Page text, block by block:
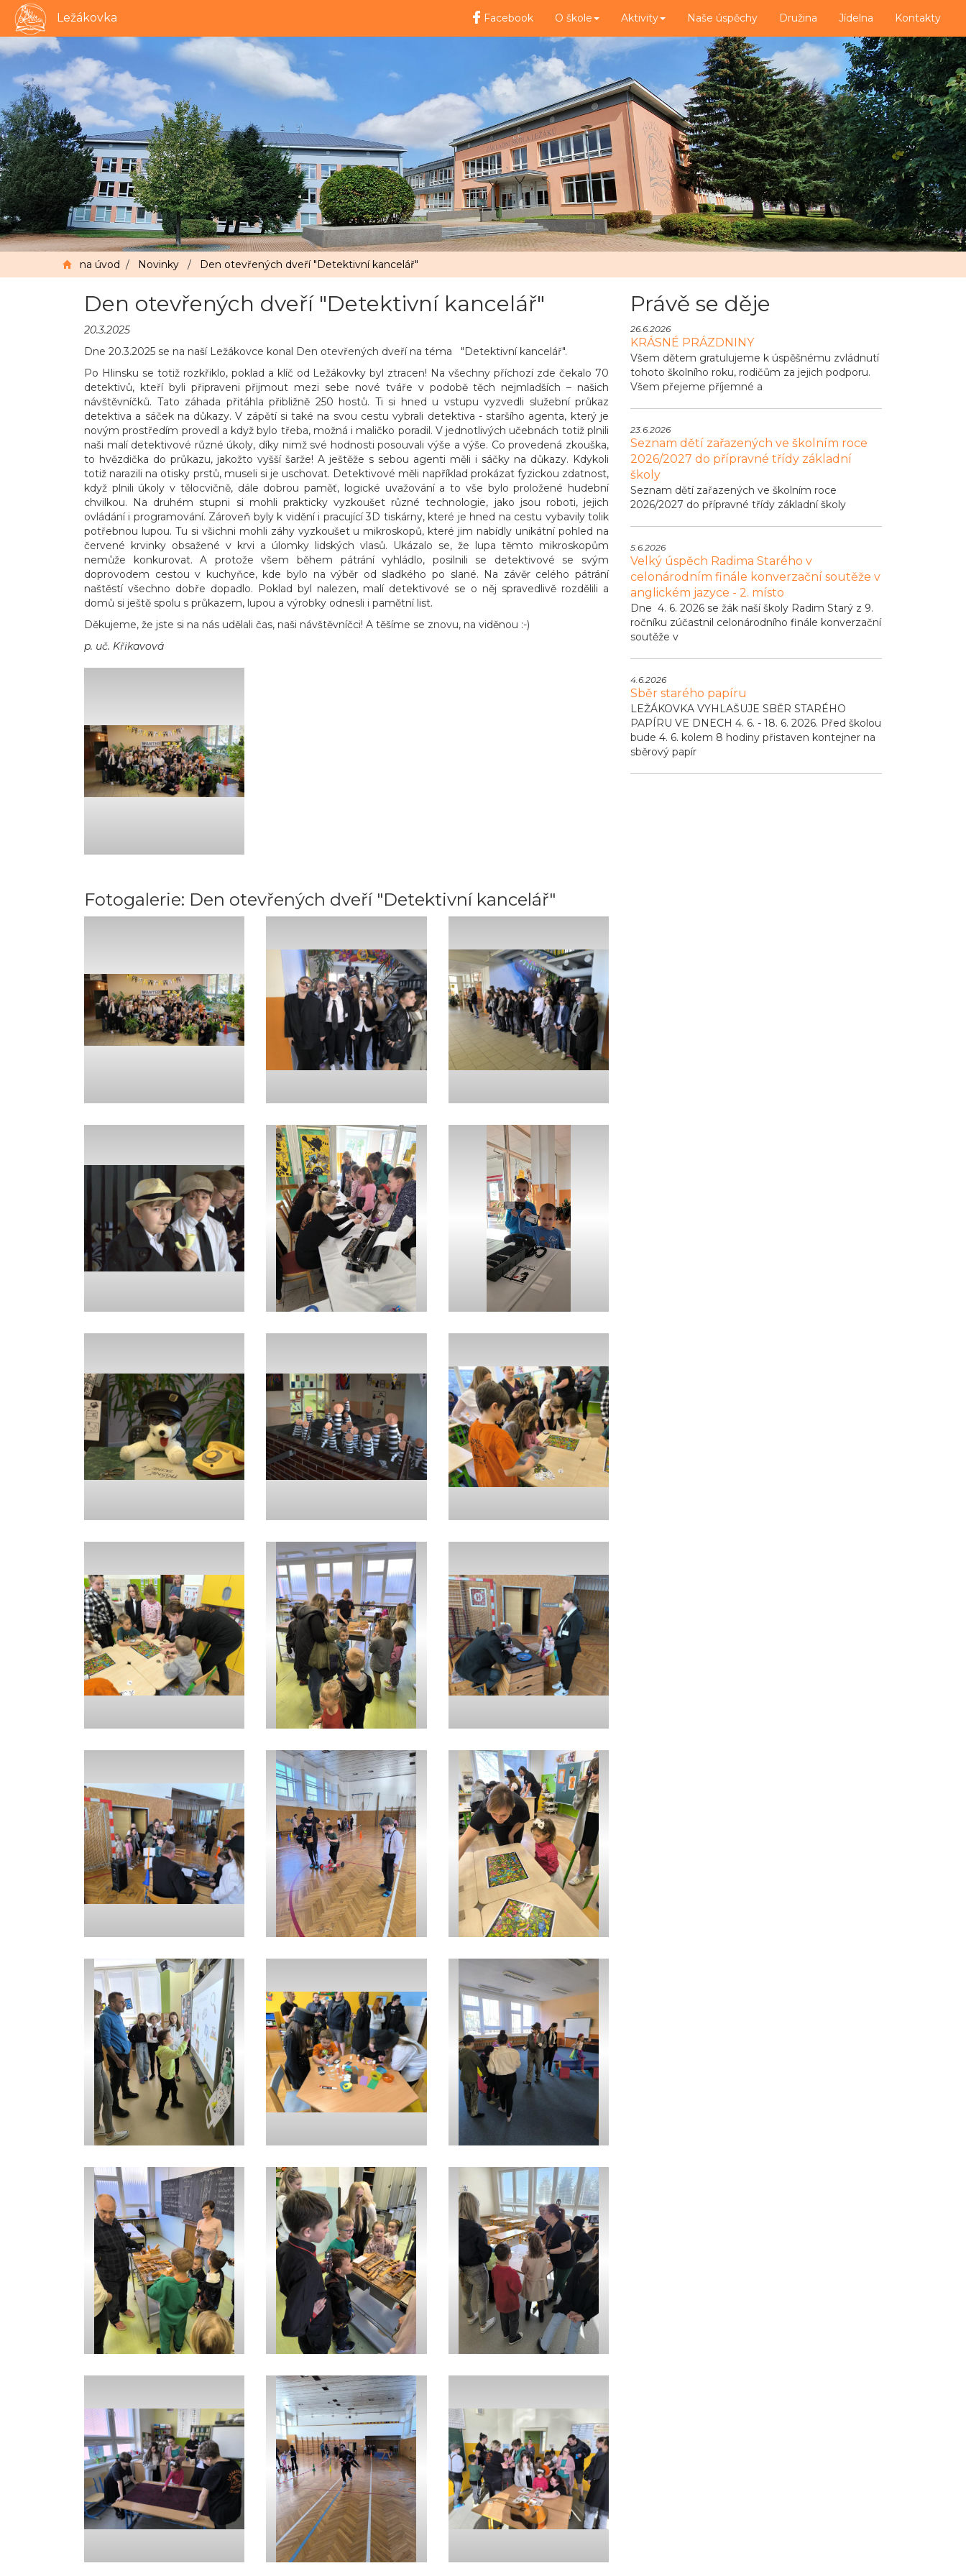
Ležákovka Facebook O škole Aktivity Naše úspěchy Družina Jídelna Kontakty
na úvod / Novinky / Den otevřených dveří "Detektivní kancelář"
Den otevřených dveří "Detektivní kancelář"
20.3.2025
Dne 20.3.2025 se na naší Ležákovce konal Den otevřených dveří na téma "Detektivní kancelář".
Po Hlinsku se totiž rozkřiklo, poklad a klíč od Ležákovky byl ztracen! Na všechny příchozí zde čekalo 70
detektivů, kteří byli připraveni přijmout mezi sebe nové tváře v podobě těch nejmladších – našich
návštěvníčků. Tato záhada přitáhla přibližně 250 hostů. Ti si hned u vstupu vyzvedli služební průkaz
detektiva a sáček na důkazy. V zápětí si také na svou cestu vybrali detektiva - staršího agenta, který je
novým prostředím provedl a když bylo třeba, možná i maličko poradil. V jednotlivých učebnách totiž plnili
naši malí detektivové různé úkoly, díky nimž své hodnosti posouvali výše a výše. Co provedená zkouška,
to hvězdička do průkazu, jakožto vyšší šarže! A ještěže s sebou agenti měli i sáčky na důkazy. Kdykoli
totiž narazili na otisky prstů, museli si je uschovat. Detektivové měli například prokázat fyzickou zdatnost,
když plnili úkoly v tělocvičně, dále dobrou paměť, logické uvažování a to vše bylo proložené hudební
chvilkou. Na druhém stupni si mohli prakticky vyzkoušet různé technologie, jako jsou roboti, jejich
ovládání i programování. Zároveň byly k vidění i pracující 3D tiskárny, které je hned na cestu vybavily tolik
potřebnou lupou. Tu si všichni mohli záhy vyzkoušet u mikroskopů, které jim nabídly unikátní pohled na
červené krvinky obsažené v krvi a úlomky lidských vlasů. Ukázalo se, že lupa těmto mikroskopům
nemůže konkurovat. A protože všem během pátrání vyhládlo, posilnili se detektivové se svým
doprovodem cestou v kuchyňce, kde bylo na výběr od sladkého po slané. Na závěr celého pátrání
naštěstí všechno dobře dopadlo. Poklad byl nalezen, malí detektivové se o něj spravedlivě rozdělili a
domů si ještě spolu s průkazem, lupou a výrobky odnesli i pamětní list.
Děkujeme, že jste si na nás udělali čas, naši návštěvníčci! A těšíme se znovu, na viděnou :-)
p. uč. Křikavová
Fotogalerie: Den otevřených dveří "Detektivní kancelář"
Právě se děje
26.6.2026
KRÁSNÉ PRÁZDNINY
Všem dětem gratulujeme k úspěšnému zvládnutí
tohoto školního roku, rodičům za jejich podporu.
Všem přejeme příjemné a
23.6.2026
Seznam dětí zařazených ve školním roce
2026/2027 do přípravné třídy základní
školy
Seznam dětí zařazených ve školním roce
2026/2027 do přípravné třídy základní školy
5.6.2026
Velký úspěch Radima Starého v
celonárodním finále konverzační soutěže v
anglickém jazyce - 2. místo
Dne 4. 6. 2026 se žák naší školy Radim Starý z 9.
ročníku zúčastnil celonárodního finále konverzační
soutěže v
4.6.2026
Sběr starého papíru
LEŽÁKOVKA VYHLAŠUJE SBĚR STARÉHO
PAPÍRU VE DNECH 4. 6. - 18. 6. 2026. Před školou
bude 4. 6. kolem 8 hodiny přistaven kontejner na
sběrový papír